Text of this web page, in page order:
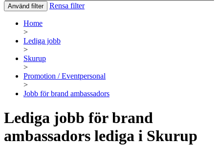
Använd filter Rensa filter
Home
>
Lediga jobb
>
Skurup
>
Promotion / Eventpersonal
>
Jobb för brand ambassadors
Lediga jobb för brand
ambassadors lediga i Skurup